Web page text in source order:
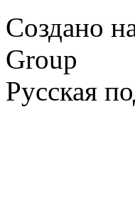
Создано
Group
Русская